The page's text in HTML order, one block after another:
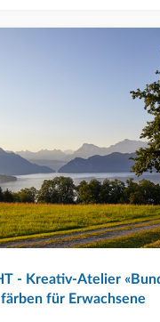
- Kreativ-Atelier
für Erwachsene